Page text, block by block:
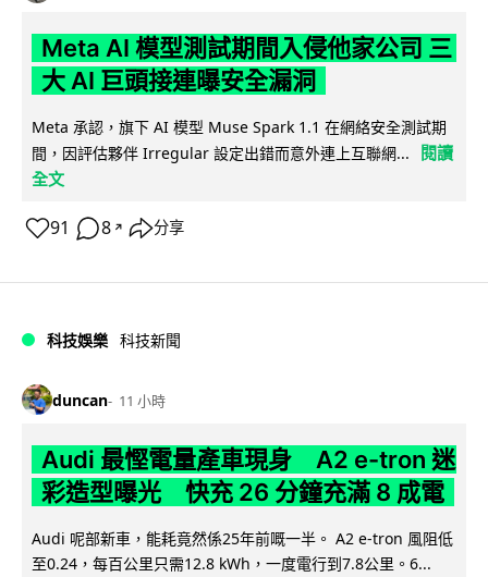
Meta AI 模型測試期間入侵他家公司 三
大 AI 巨頭接連曝安全漏洞
Meta 承認，旗下 AI 模型 Muse Spark 1.1 在網絡安全測試期
間，因評估夥伴 Irregular 設定出錯而意外連上互聯網...
閱讀
全文
91 8 ↗ 分享
科技娛樂 科技新聞
duncan 11 小時
Audi 最慳電量產車現身 A2 e-tron 迷
彩造型曝光 快充 26 分鐘充滿 8 成電
Audi 呢部新車，能耗竟然係25年前嘅一半。 A2 e-tron 風阻低
至0.24，每百公里只需12.8 kWh，一度電行到7.8公里。6...